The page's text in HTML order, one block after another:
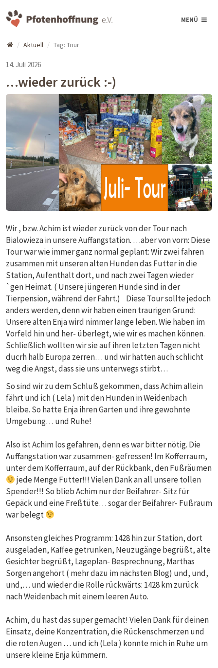
MENÜ
Aktuell Tag: Tour
14. Juli 2026
…wieder zurück :-)
Wir , bzw. Achim ist wieder zurück von der Tour nach
Bialowieza in unsere Auffangstation. …aber von vorn: Diese
Tour war wie immer ganz normal geplant: Wir zwei fahren
zusammen mit unseren alten Hunden das Futter in die
Station, Aufenthalt dort, und nach zwei Tagen wieder
`gen Heimat. ( Unsere jüngeren Hunde sind in der
Tierpension, während der Fahrt.) Diese Tour sollte jedoch
anders werden, denn wir haben einen traurigen Grund:
Unsere alten Enja wird nimmer lange leben. Wie haben im
Vorfeld hin und her- überlegt, wie wir es machen können.
Schließlich wollten wir sie auf ihren letzten Tagen nicht
ducrh halb Europa zerren… und wir hatten auch schlicht
weg die Angst, dass sie uns unterwegs stirbt…
So sind wir zu dem Schluß gekommen, dass Achim allein
fährt und ich ( Lela ) mit den Hunden in Weidenbach
bleibe. So hatte Enja ihren Garten und ihre gewohnte
Umgebung… und Ruhe!
Also ist Achim los gefahren, denn es war bitter nötig. Die
Auffangstation war zusammen- gefressen! Im Kofferraum,
unter dem Kofferraum, auf der Rückbank, den Fußräumen
jede Menge Futter!!! Vielen Dank an all unsere tollen
Spender!!! So blieb Achim nur der Beifahrer- Sitz für
Gepäck und eine Freßtüte… sogar der Beifahrer- Fußraum
war belegt
Ansonsten gleiches Programm: 1428 hin zur Station, dort
ausgeladen, Kaffee getrunken, Neuzugänge begrüßt, alte
Gesichter begrüßt, Lageplan- Besprechnung, Marthas
Sorgen angehört ( mehr dazu im nächsten Blog) und, und,
und,… und wieder die Rolle rückwärts: 1428 km zurück
nach Weidenbach mit einem leeren Auto.
Achim, du hast das super gemacht! Vielen Dank für deinen
Einsatz, deine Konzentration, die Rückenschmerzen und
die roten Augen … und ich (Lela ) konnte mich in Ruhe um
unsere kleine Enja kümmern.